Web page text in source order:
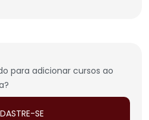
para adicionar cursos ao
SE